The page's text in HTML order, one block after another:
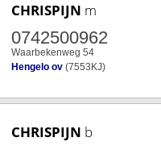
CHRISPIJN m
0742500962
Waarbekenweg 54
Hengelo ov (7553KJ)
CHRISPIJN b